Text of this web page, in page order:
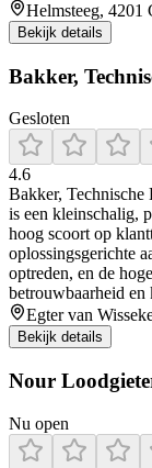
Helmsteeg, 4201
Bekijk details
Bakker,
Gesloten
4.6
Bakker, Technische
is een kleinschalig,
hoog scoort op
oplossingsgerichte
optreden, en de
betrouwbaarheid
Egter van
Bekijk details
Nour
Nu open